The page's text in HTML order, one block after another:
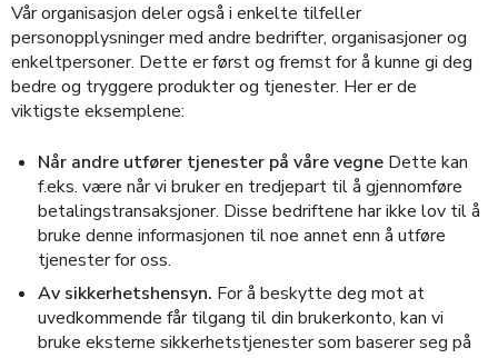
Vår organisasjon deler også i enkelte tilfeller
personopplysninger med andre bedrifter, organisasjoner og
enkeltpersoner. Dette er først og fremst for å kunne gi deg
bedre og tryggere produkter og tjenester. Her er de
viktigste eksemplene:
Når andre utfører tjenester på våre vegne Dette kan
f.eks. være når vi bruker en tredjepart til å gjennomføre
betalingstransaksjoner. Disse bedriftene har ikke lov til å
bruke denne informasjonen til noe annet enn å utføre
tjenester for oss.
Av sikkerhetshensyn. For å beskytte deg mot at
uvedkommende får tilgang til din brukerkonto, kan vi
bruke eksterne sikkerhetstjenester som baserer seg på